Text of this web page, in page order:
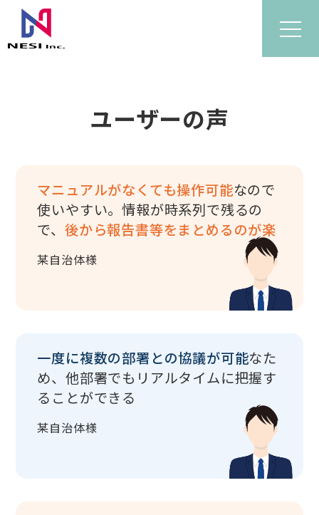
ユーザーの声
マニュアルがなくても操作可能なので
使いやすい。情報が時系列で残るの
で、後から報告書等をまとめるのが楽
某自治体様
一度に複数の部署との協議が可能なた
め、他部署でもリアルタイムに把握す
ることができる
某自治体様